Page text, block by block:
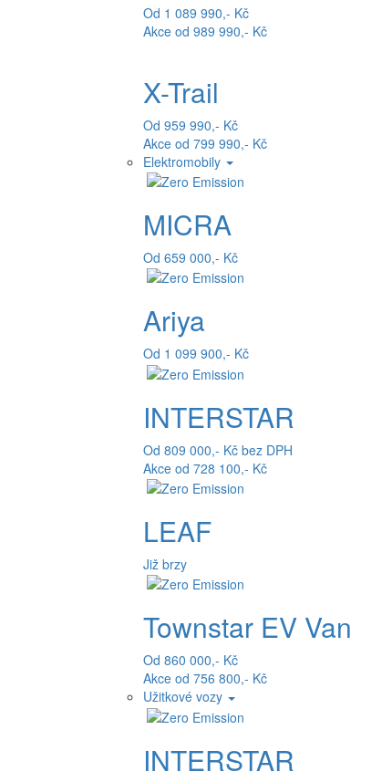
Od 1 089 990,- Kč
Akce od 989 990,- Kč
X-Trail
Od 959 990,- Kč
Akce od 799 990,- Kč
Elektromobily
MICRA
Od 659 000,- Kč
Ariya
Od 1 099 900,- Kč
INTERSTAR
Od 809 000,- Kč bez DPH
Akce od 728 100,- Kč
LEAF
Již brzy
Townstar EV Van
Od 860 000,- Kč
Akce od 756 800,- Kč
Užitkové vozy
INTERSTAR